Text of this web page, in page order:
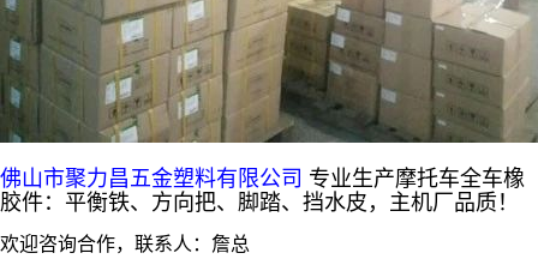
佛山市聚力昌五金塑料有限公司 专业生产摩托车全车橡
胶件：平衡铁、方向把、脚踏、挡水皮，主机厂品质！
欢迎咨询合作，联系人：詹总